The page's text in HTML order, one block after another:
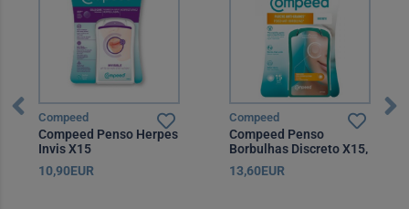
Compeed
Compeed Penso Herpes
Invis X15
10,90EUR
Compeed
Compeed Penso
Borbulhas Discreto X15,
13,60EUR